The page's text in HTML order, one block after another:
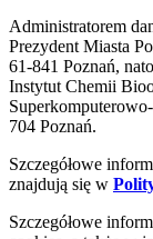
Administratorem
Prezydent Miasta
61-841 Poznań,
Instytut Chemii
704 Poznań.
Szczegółowe
znajdują się w
Szczegółowe